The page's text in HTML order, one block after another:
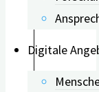
Digitale